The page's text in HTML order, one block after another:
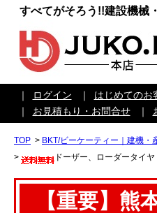
すべてがそろう!!建設機械
｜ ログイン ｜ はじめてのお
｜
お見積もり・お問合せ ｜
TOP > BKT/ビーケーティー｜建機・
>
ドーザー、ローダータイ
【重要】熊